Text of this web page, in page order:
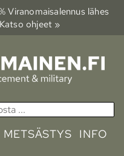
Viranomais­alennus lähes
ohjeet »
METSÄSTYS INFO